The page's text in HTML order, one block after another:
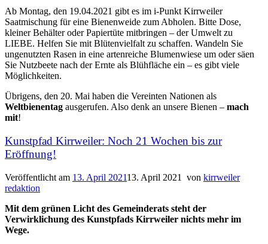
Ab Montag, den 19.04.2021 gibt es im i-Punkt Kirrweiler
Saatmischung für eine Bienenweide zum Abholen. Bitte Dose,
kleiner Behälter oder Papiertüte mitbringen – der Umwelt zu
LIEBE. Helfen Sie mit Blütenvielfalt zu schaffen. Wandeln Sie
ungenutzten Rasen in eine artenreiche Blumenwiese um oder säen
Sie Nutzbeete nach der Ernte als Blühfläche ein – es gibt viele
Möglichkeiten.
Übrigens, den 20. Mai haben die Vereinten Nationen als
Weltbienentag ausgerufen. Also denk an unsere Bienen – mach
mit!
Kunstpfad Kirrweiler: Noch 21 Wochen bis zur
Eröffnung!
Veröffentlicht am 13. April 202113. April 2021 von kirrweiler
redaktion
Mit dem grünen Licht des Gemeinderats steht der
Verwirklichung des Kunstpfads Kirrweiler nichts mehr im
Wege.